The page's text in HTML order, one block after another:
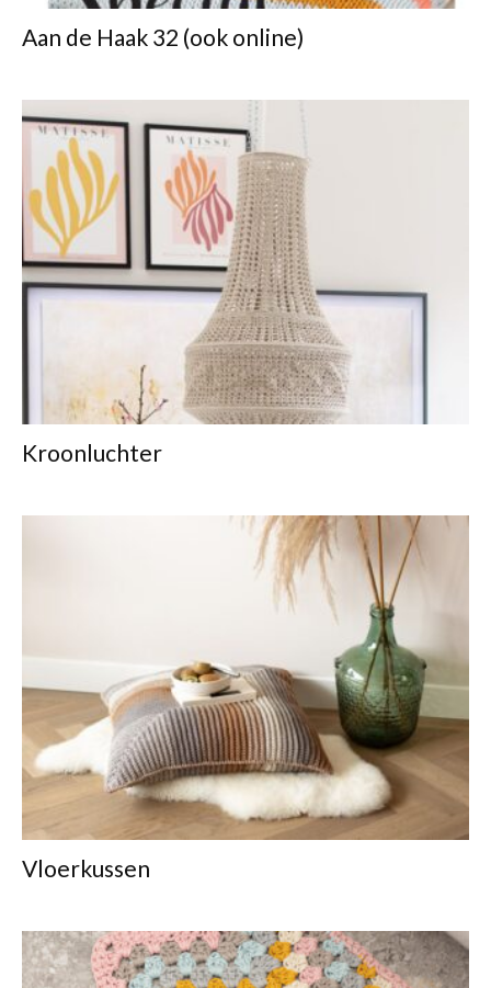
Aan de Haak 32 (ook online)
Kroonluchter
Vloerkussen